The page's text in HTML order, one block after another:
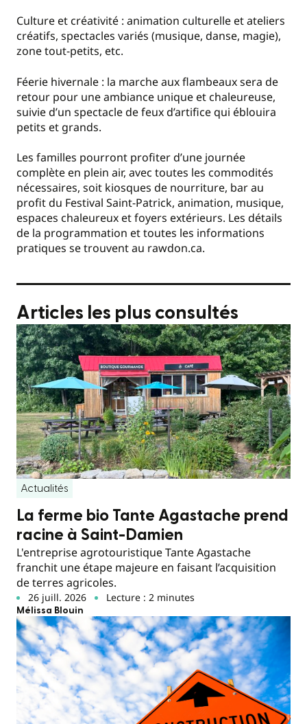
Culture et créativité : animation culturelle et ateliers
créatifs, spectacles variés (musique, danse, magie),
zone tout-petits, etc.
Féerie hivernale : la marche aux flambeaux sera de
retour pour une ambiance unique et chaleureuse,
suivie d’un spectacle de feux d’artifice qui éblouira
petits et grands.
Les familles pourront profiter d’une journée
complète en plein air, avec toutes les commodités
nécessaires, soit kiosques de nourriture, bar au
profit du Festival Saint-Patrick, animation, musique,
espaces chaleureux et foyers extérieurs. Les détails
de la programmation et toutes les informations
pratiques se trouvent au rawdon.ca.
Articles les plus consultés
Actualités
La ferme bio Tante Agastache prend
racine à Saint-Damien
L'entreprise agrotouristique Tante Agastache
franchit une étape majeure en faisant l’acquisition
de terres agricoles.
26 juill. 2026 Lecture : 2 minutes
Mélissa Blouin